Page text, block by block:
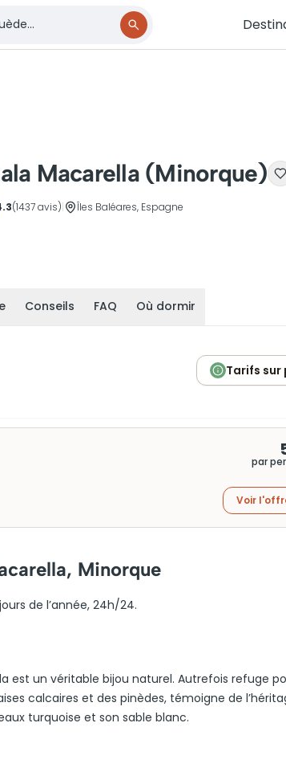
Macarella (Minorque)
(1437 avis) Îles Baléares, Espagne
Conseils FAQ Où dormir
Tarifs sur
par
Voir
Minorque
de l’année, 24h/24.
est un véritable bijou naturel. Autrefois refuge
calcaires et des pinèdes, témoigne de
turquoise et son sable blanc.